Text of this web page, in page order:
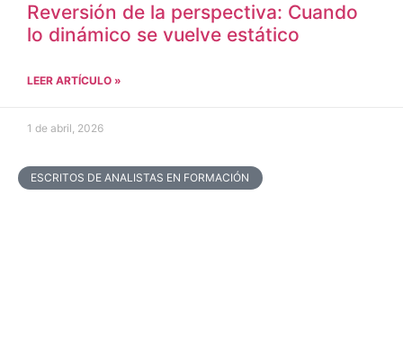
Reversión de la perspectiva: Cuando
lo dinámico se vuelve estático
LEER ARTÍCULO »
1 de abril, 2026
ESCRITOS DE ANALISTAS EN FORMACIÓN